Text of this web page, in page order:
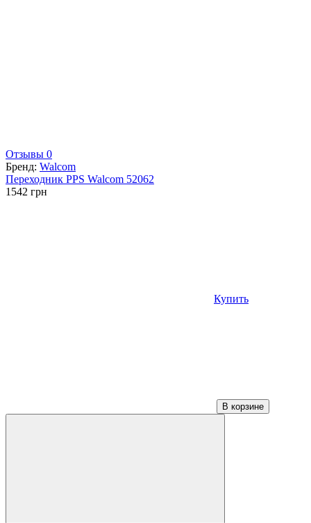
Отзывы 0
Бренд: Walcom
Переходник PPS Walcom 52062
1542 грн
Купить
В корзине